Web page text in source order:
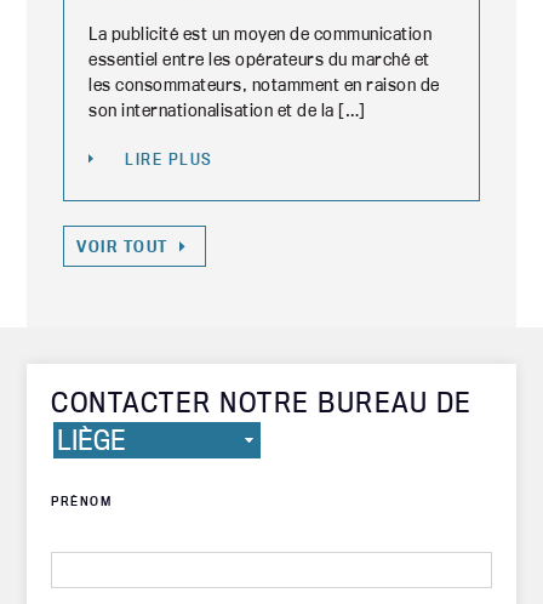
La publicité est un moyen de communication
essentiel entre les opérateurs du marché et
les consommateurs, notamment en raison de
son internationalisation et de la […]
LIRE PLUS
VOIR TOUT
CONTACTER NOTRE BUREAU DE
PRÉNOM